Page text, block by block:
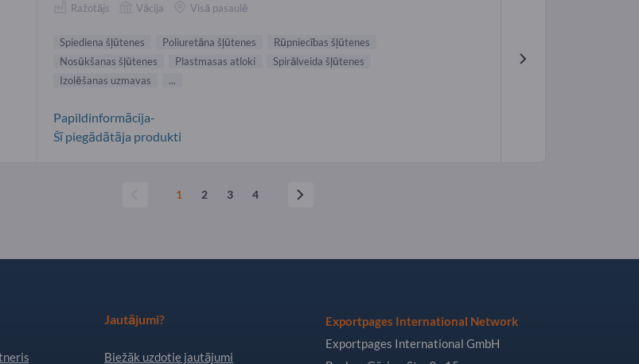
Ražotājs Vācija Visā pasaulē
Spiediena šļūtenes Poliuretāna šļūtenes
Rūpniecības šļūtenes
Nosūkšanas šļūtenes
Plastmasas atloki
Spirālveida šļūtenes
Izolēšanas uzmavas
...
Papildinformācija-
Šī piegādātāja produkti
1 2 3 4
Jautājumi?
Biežāk uzdotie jautājumi
Exportpages International Network
Exportpages International GmbH